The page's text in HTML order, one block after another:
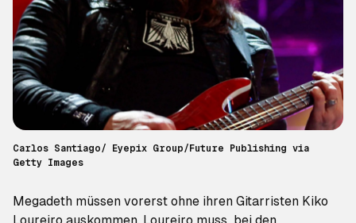
Carlos Santiago/ Eyepix Group/Future Publishing via
Getty Images
Megadeth müssen vorerst ohne ihren Gitarristen Kiko